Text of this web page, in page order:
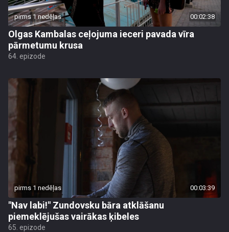
pirms 1 nedēļas 00:02:38
Olgas Kambalas ceļojuma ieceri pavada vīra
pārmetumu krusa
64. epizode
pirms 1 nedēļas 00:03:39
"Nav labi!" Zundovsku bāra atklāšanu
piemeklējušas vairākas ķibeles
65. epizode